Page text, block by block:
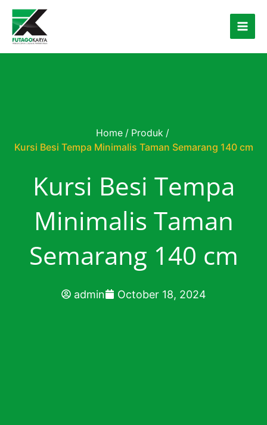
Skip to content
Home / Produk /
Kursi Besi Tempa Minimalis Taman Semarang 140 cm
Kursi Besi Tempa
Minimalis Taman
Semarang 140 cm
admin October 18, 2024